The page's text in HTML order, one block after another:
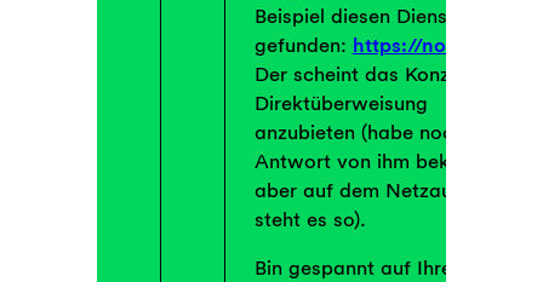
Beispiel diesen Dienstleister
gefunden: https://noda.live/
Der scheint das Konzept
Direktüberweisung
anzubieten (habe noch keine
Antwort von ihm bekommen,
aber auf dem Netzauftritt
steht es so).
Bin gespannt auf Ihre